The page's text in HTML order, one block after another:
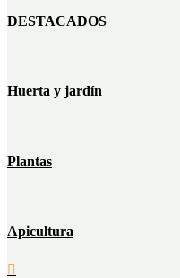
DESTACADOS
Huerta y jardín
Plantas
Apicultura
